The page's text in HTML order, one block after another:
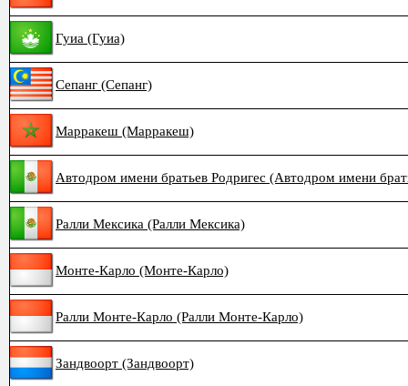
Гуиа (Гуиа)
Сепанг (Сепанг)
Марракеш (Марракеш)
Автодром имени братьев Родригес (Автодром имени
Ралли Мексика (Ралли Мексика)
Монте-Карло (Монте-Карло)
Ралли Монте-Карло (Ралли Монте-Карло)
Зандвоорт (Зандвоорт)